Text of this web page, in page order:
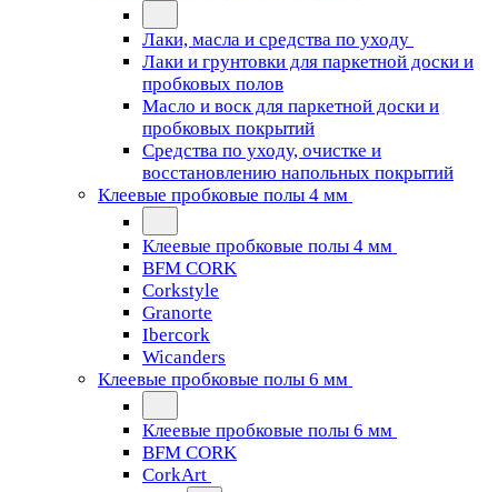
Лаки, масла и средства по уходу
Лаки и грунтовки для паркетной доски и
пробковых полов
Масло и воск для паркетной доски и
пробковых покрытий
Средства по уходу, очистке и
восстановлению напольных покрытий
Клеевые пробковые полы 4 мм
Клеевые пробковые полы 4 мм
BFM CORK
Corkstyle
Granorte
Ibercork
Wicanders
Клеевые пробковые полы 6 мм
Клеевые пробковые полы 6 мм
BFM CORK
CorkArt